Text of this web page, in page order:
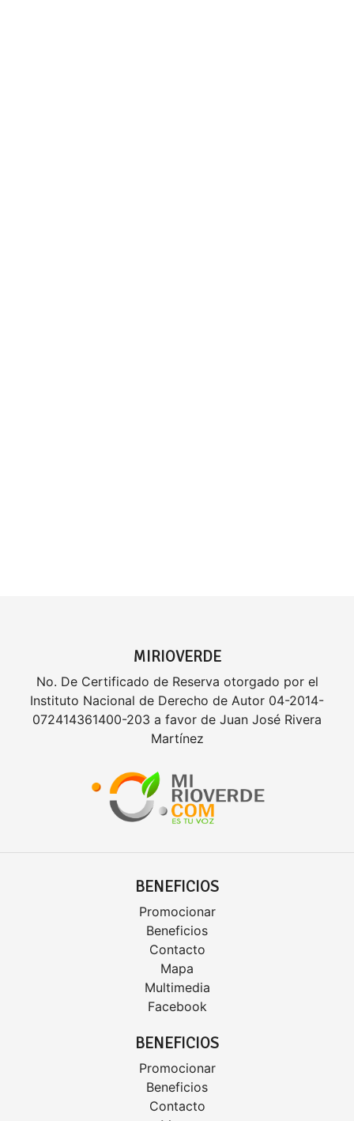
MIRIOVERDE
No. De Certificado de Reserva otorgado por el
Instituto Nacional de Derecho de Autor 04-2014-
072414361400-203 a favor de Juan José Rivera
Martínez
BENEFICIOS
Promocionar
Beneficios
Contacto
Mapa
Multimedia
Facebook
BENEFICIOS
Promocionar
Beneficios
Contacto